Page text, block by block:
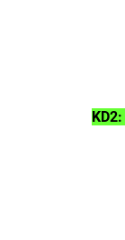
KD2: